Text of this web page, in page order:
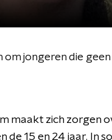
jongeren die
maakt zich zorgen
de 15 en 24 jaar. In